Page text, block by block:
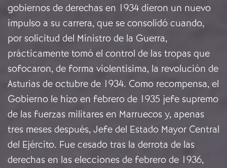
gobiernos de derechas en 1934 dieron un nuevo
impulso a su carrera, que se consolidó cuando,
por solicitud del Ministro de la Guerra,
prácticamente tomó el control de las tropas que
sofocaron, de forma violentisima, la revolución de
Asturias de octubre de 1934. Como recompensa, el
Gobierno le hizo en febrero de 1935 jefe supremo
de las fuerzas militares en Marruecos y, apenas
tres meses después, Jefe del Estado Mayor Central
del Ejército. Fue cesado tras la derrota de las
derechas en las elecciones de febrero de 1936,